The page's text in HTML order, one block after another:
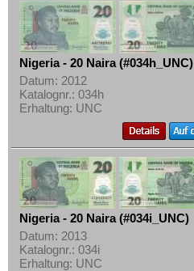
Nigeria - 20 Naira (#034h_UNC)
Datum: 2012
Katalognr.: 034h
Erhaltung: UNC
Nigeria - 20 Naira (#034i_UNC)
Datum: 2013
Katalognr.: 034i
Erhaltung: UNC